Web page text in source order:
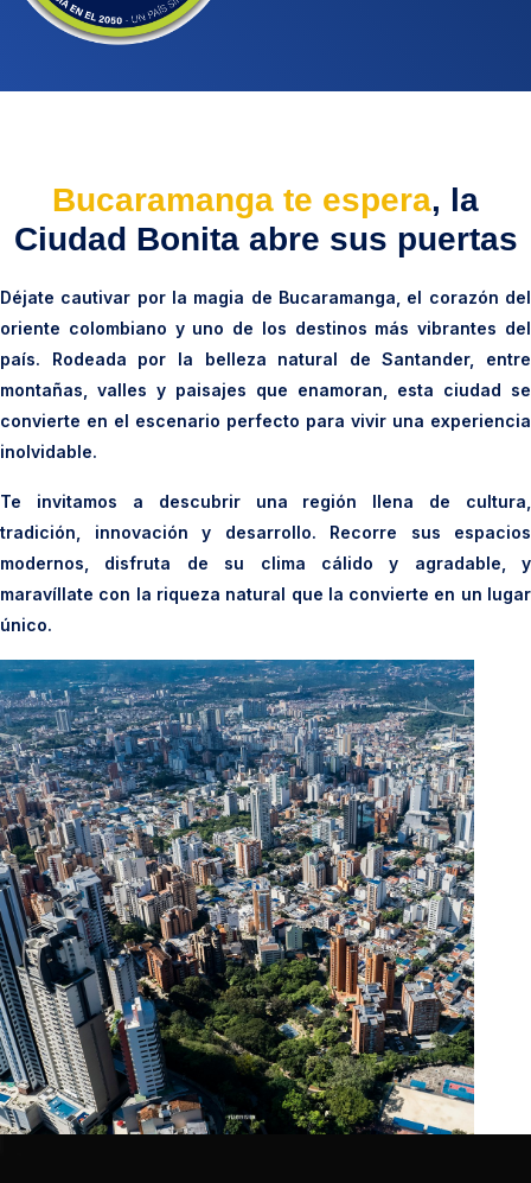
Bucaramanga te espera, la
Ciudad Bonita abre sus puertas
Déjate cautivar por la magia de Bucaramanga, el corazón del
oriente colombiano y uno de los destinos más vibrantes del
país. Rodeada por la belleza natural de Santander, entre
montañas, valles y paisajes que enamoran, esta ciudad se
convierte en el escenario perfecto para vivir una experiencia
inolvidable.
Te invitamos a descubrir una región llena de cultura,
tradición, innovación y desarrollo. Recorre sus espacios
modernos, disfruta de su clima cálido y agradable, y
maravíllate con la riqueza natural que la convierte en un lugar
único.